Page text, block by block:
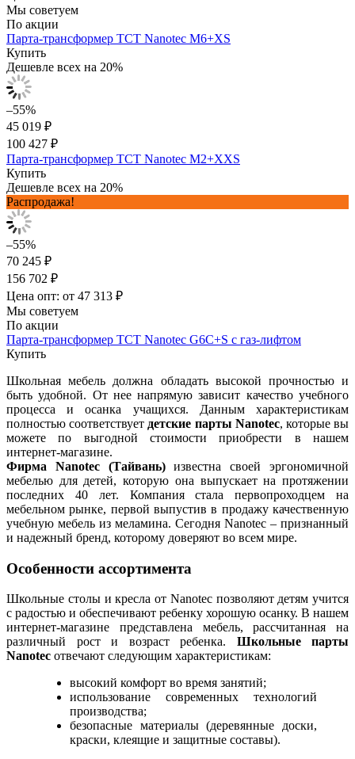
Мы советуем
По акции
Парта-трансформер TCT Nanotec M6+XS
Купить
Дешевле всех на 20%
–55%
45 019 ₽
100 427 ₽
Парта-трансформер TCT Nanotec M2+XXS
Купить
Дешевле всех на 20%
Распродажа!
–55%
70 245 ₽
156 702 ₽
Цена опт: от 47 313 ₽
Мы советуем
По акции
Парта-трансформер TCT Nanotec G6C+S с газ-лифтом
Купить
Школьная мебель должна обладать высокой прочностью и
быть удобной. От нее напрямую зависит качество учебного
процесса и осанка учащихся. Данным характеристикам
полностью соответствует детские парты Nanotec, которые вы
можете по выгодной стоимости приобрести в нашем
интернет-магазине.
Фирма Nanotec (Тайвань)известна своей эргономичной
мебелью для детей, которую она выпускает на протяжении
последних 40 лет. Компания стала первопроходцем на
мебельном рынке, первой выпустив в продажу качественную
учебную мебель из меламина. Сегодня Nanotec – признанный
и надежный бренд, которому доверяют во всем мире.
Особенности ассортимента
Школьные столы и кресла от Nanotec позволяют детям учится
с радостью и обеспечивают ребенку хорошую осанку. В нашем
интернет-магазине представлена мебель, рассчитанная на
различный рост и возраст ребенка. Школьные парты
Nanotec отвечают следующим характеристикам:
высокий комфорт во время занятий;
использование современных технологий
производства;
безопасные материалы (деревянные доски,
краски, клеящие и защитные составы).